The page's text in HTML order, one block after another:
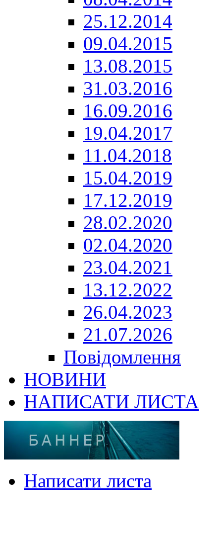
25.12.2014
09.04.2015
13.08.2015
31.03.2016
16.09.2016
19.04.2017
11.04.2018
15.04.2019
17.12.2019
28.02.2020
02.04.2020
23.04.2021
13.12.2022
26.04.2023
21.07.2026
Повідомлення
НОВИНИ
НАПИСАТИ ЛИСТА
Написати листа